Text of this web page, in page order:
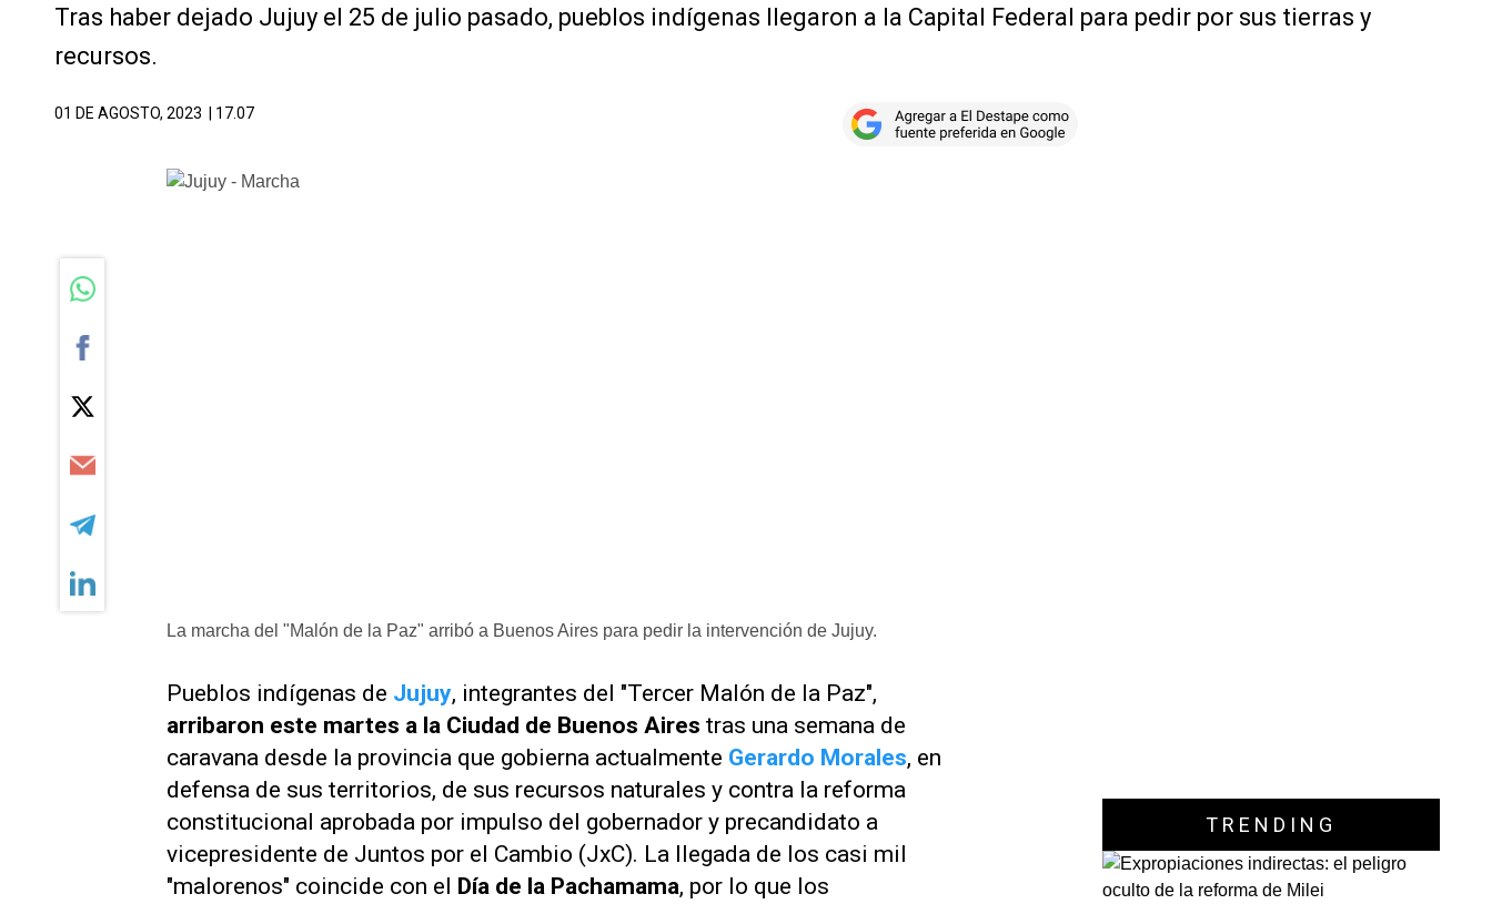
Tras haber dejado Jujuy el 25 de julio pasado, pueblos indígenas llegaron a la Capital Federal para pedir por sus tierras y
recursos.
01 DE AGOSTO, 2023 | 17.07
La marcha del "Malón de la Paz" arribó a Buenos Aires para pedir la intervención de Jujuy.
Pueblos indígenas de Jujuy, integrantes del "Tercer Malón de la Paz",
arribaron este martes a la Ciudad de Buenos Aires tras una semana de
caravana desde la provincia que gobierna actualmente Gerardo Morales, en
defensa de sus territorios, de sus recursos naturales y contra la reforma
constitucional aprobada por impulso del gobernador y precandidato a
vicepresidente de Juntos por el Cambio (JxC). La llegada de los casi mil
"malorenos" coincide con el Día de la Pachamama, por lo que los
TRENDING